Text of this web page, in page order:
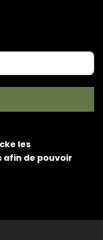
les
afin de pouvoir